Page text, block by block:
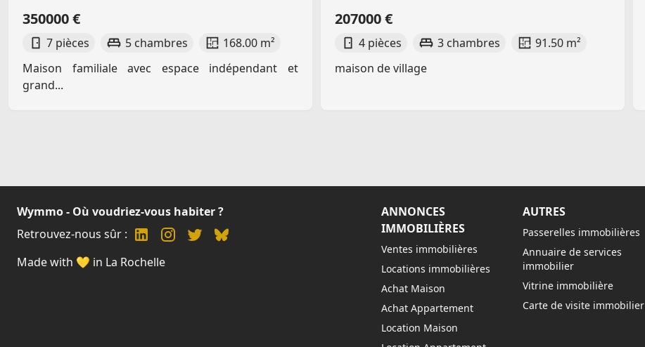
350000 €
7 pièces 5 chambres
168.00 m²
Maison familiale avec espace indépendant et
grand...
207000 €
4 pièces 3 chambres
91.50 m²
maison de village
Wymmo - Où voudriez-vous habiter ?
Retrouvez-nous sûr :
Made with 💛 in La Rochelle
ANNONCES
IMMOBILIÈRES
Ventes immobilières
Locations immobilières
Achat Maison
Achat Appartement
Location Maison
AUTRES
Passerelles immobilières
Annuaire de services
immobilier
Vitrine immobilière
Carte de visite immobilier